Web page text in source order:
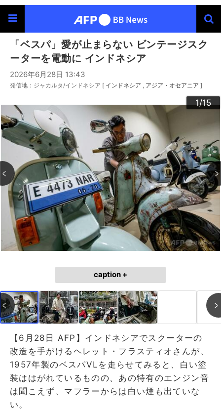
「ベスパ」愛が止まらない ビンテージスク
ーターを電動に インドネシア
2026年6月28日 13:43
発信地：ジャカルタ/インドネシア [ インドネシア アジア・オセアニア ]
1/15
2/15
3/15
4/15
5/15
6/15
7/15
8/15
9/15
10/15
11/15
12/15
13/15
14/15
15/15
caption +
【6月28日 AFP】インドネシアでスクーターの
改造を手がけるヘレット・フラスティオさんが、
1957年製のベスパVLを走らせてみると、白い塗
装ははがれているものの、あの特有のエンジン音
は聞こえず、マフラーからは白い煙も出ていな
い。